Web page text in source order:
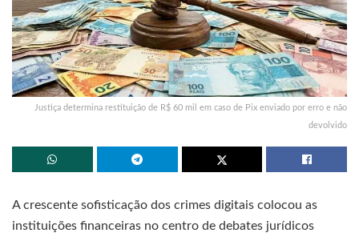
Justiça determina restituição de R$ 60 mil em caso de Pix enviado por erro e não
devolvido
A crescente sofisticação dos crimes digitais colocou as
instituições financeiras no centro de debates jurídicos